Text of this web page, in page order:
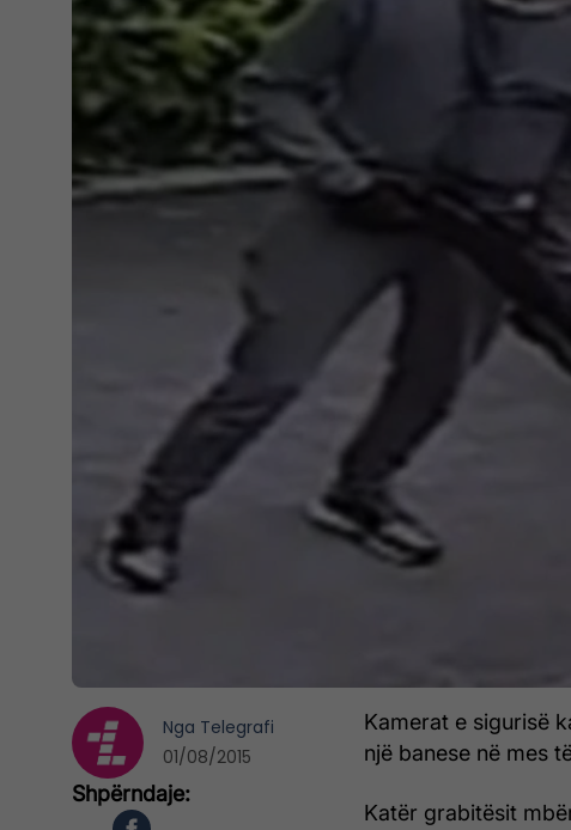
Kamerat e sigurisë
një banese në mes
Katër grabitësit
Nga Telegrafi
01/08/2015